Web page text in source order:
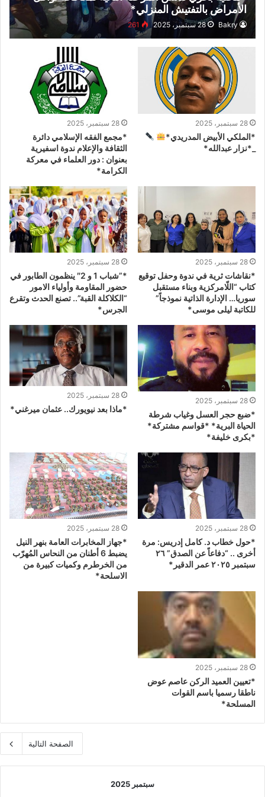
الأمراض بالتفتيش المنزلي*
Bakry 28 سبتمبر، 2025 261
28 سبتمبر، 2025
*الملكي الأبيض المدريدي*
_*نزار عبدالله*
28 سبتمبر، 2025
*مجمع الفقه الإسلامي دائرة
الثقافة والإعلام ندوة اسفيرية
بعنوان : دور العلماء في معركة
الكرامة*
28 سبتمبر، 2025
*نقاشات ثرية في ندوة وحفل توقيع
كتاب “اللّامركزية وبناء مستقبل
سوريا… الإدارة الذاتية نموذجاً”
للكاتبة ليلى موسى*
28 سبتمبر، 2025
*”شباب 1 و 2″ ينظمون الطابور في
حضور المقاومة وأولياء الامور
“الكلاكلة القبة”.. تصنع الحدث وتقرع
الجرس*
28 سبتمبر، 2025
*ضبع حجر العسل وغياب شرطة
الحياة البرية* *قواسم مشتركة*
*بكرى خليفة*
28 سبتمبر، 2025
*ماذا بعد نيويورك.. عثمان ميرغني*
28 سبتمبر، 2025
*حول خطاب د. كامل إدريس: مرة
أخرى .. “دفاعاً عن الصدق” ٢٦
سبتمبر ٢٠٢٥ عمر الدقير*
28 سبتمبر، 2025
*جهاز المخابرات العامة بنهر النيل
يضبط 6 أطنان من النحاس المُهرّب
من الخرطرم وكميات كبيرة من
الاسلحة*
28 سبتمبر، 2025
*تعيين العميد الركن عاصم عوض
ناطقا رسميا باسم القوات
المسلحة*
الصفحة التالية
سبتمبر 2025